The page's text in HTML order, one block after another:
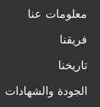
معلومات عنا
فريقنا
تاريخنا
الجودة والشهادات